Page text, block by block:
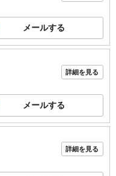
メールする
詳細を見る
メールする
詳細を見る